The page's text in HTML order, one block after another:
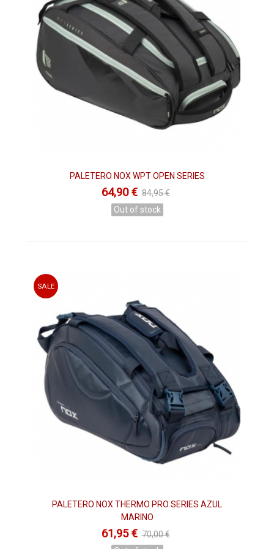
PALETERO NOX WPT OPEN SERIES
64,90 € 84,95 €
Out of stock
SALE
PALETERO NOX THERMO PRO SERIES AZUL
MARINO
61,95 € 70,00 €